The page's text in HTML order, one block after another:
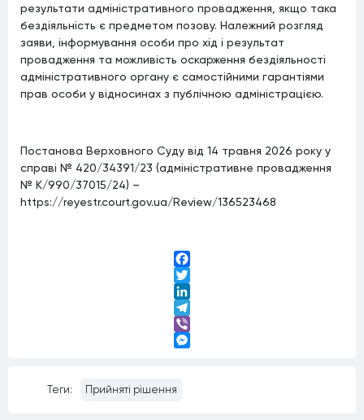
результати адміністративного провадження, якщо така
бездіяльність є предметом позову. Належний розгляд
заяви, інформування особи про хід і результат
провадження та можливість оскарження бездіяльності
адміністративного органу є самостійними гарантіями
прав особи у відносинах з публічною адміністрацією.
Постанова Верховного Суду від 14 травня 2026 року у
справі № 420/34391/23 (адміністративне провадження
№ К/990/37015/24) –
https://reyestr.court.gov.ua/Review/136523468
Facebook
Twitter
LinkedIn
Telegram
Viber
Теги: Прийняті рішення